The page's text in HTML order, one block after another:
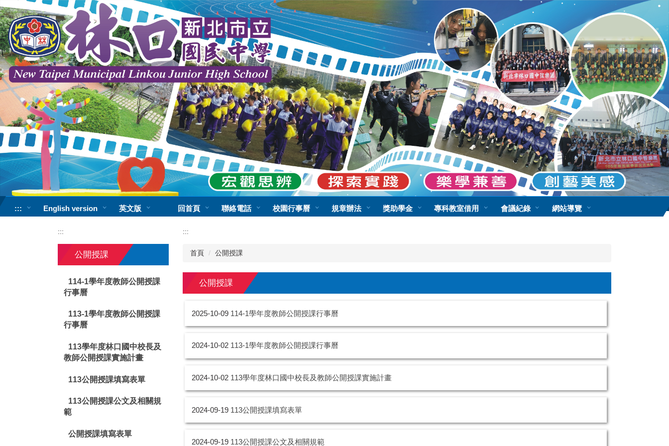
跳
到
主
要
內
容
區
::: English version 英文版 回首頁 聯絡電話 校園行事曆 規章辦法 獎助學金 專科教室借用 會議紀錄 網站導覽
:::
公開授課
114-1學年度教師公開授課
行事曆
113-1學年度教師公開授課
行事曆
113學年度林口國中校長及
教師公開授課實施計畫
113公開授課填寫表單
113公開授課公文及相關規
範
公開授課填寫表單
:::
首頁 公開授課
公開授課
2025-10-09 114-1學年度教師公開授課行事曆
2024-10-02 113-1學年度教師公開授課行事曆
2024-10-02 113學年度林口國中校長及教師公開授課實施計畫
2024-09-19 113公開授課填寫表單
2024-09-19 113公開授課公文及相關規範